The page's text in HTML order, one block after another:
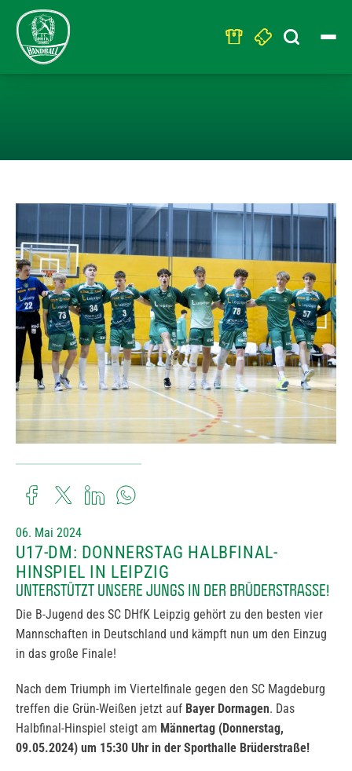
Search
for:
06. Mai 2024
U17-DM: DONNERSTAG HALBFINAL-
HINSPIEL IN LEIPZIG
UNTERSTÜTZT UNSERE JUNGS IN DER BRÜDERSTRASSE!
Die B-Jugend des SC DHfK Leipzig gehört zu den besten vier
Mannschaften in Deutschland und kämpft nun um den Einzug
in das große Finale!
Nach dem Triumph im Viertelfinale gegen den SC Magdeburg
treffen die Grün-Weißen jetzt auf Bayer Dormagen. Das
Halbfinal-Hinspiel steigt am Männertag (Donnerstag,
09.05.2024) um 15:30 Uhr in der Sporthalle Brüderstraße!